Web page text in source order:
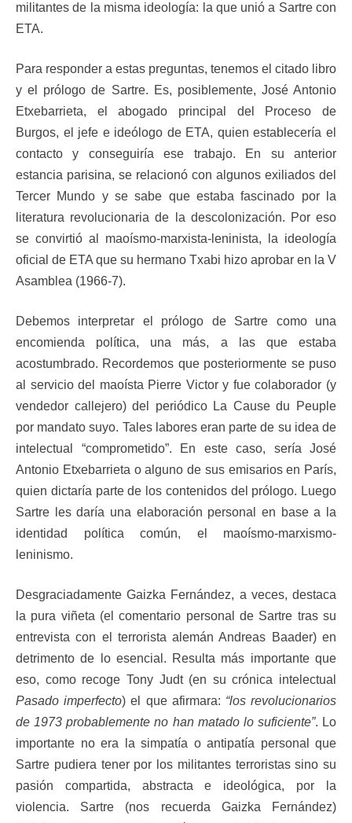
militantes de la misma ideología: la que unió a Sartre con
ETA.
Para responder a estas preguntas, tenemos el citado libro
y el prólogo de Sartre. Es, posiblemente, José Antonio
Etxebarrieta, el abogado principal del Proceso de
Burgos, el jefe e ideólogo de ETA, quien establecería el
contacto y conseguiría ese trabajo. En su anterior
estancia parisina, se relacionó con algunos exiliados del
Tercer Mundo y se sabe que estaba fascinado por la
literatura revolucionaria de la descolonización. Por eso
se convirtió al maoísmo-marxista-leninista, la ideología
oficial de ETA que su hermano Txabi hizo aprobar en la V
Asamblea (1966-7).
Debemos interpretar el prólogo de Sartre como una
encomienda política, una más, a las que estaba
acostumbrado. Recordemos que posteriormente se puso
al servicio del maoísta Pierre Victor y fue colaborador (y
vendedor callejero) del periódico La Cause du Peuple
por mandato suyo. Tales labores eran parte de su idea de
intelectual “comprometido”. En este caso, sería José
Antonio Etxebarrieta o alguno de sus emisarios en París,
quien dictaría parte de los contenidos del prólogo. Luego
Sartre les daría una elaboración personal en base a la
identidad política común, el maoísmo-marxismo-
leninismo.
Desgraciadamente Gaizka Fernández, a veces, destaca
la pura viñeta (el comentario personal de Sartre tras su
entrevista con el terrorista alemán Andreas Baader) en
detrimento de lo esencial. Resulta más importante que
eso, como recoge Tony Judt (en su crónica intelectual
Pasado imperfecto) el que afirmara: “los revolucionarios
de 1973 probablemente no han matado lo suficiente”. Lo
importante no era la simpatía o antipatía personal que
Sartre pudiera tener por los militantes terroristas sino su
pasión compartida, abstracta e ideológica, por la
violencia. Sartre (nos recuerda Gaizka Fernández)